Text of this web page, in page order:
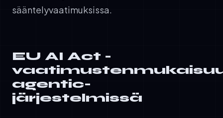
sääntelyvaatimuksissa.
EU AI Act -
agentic-
järjestelmissä